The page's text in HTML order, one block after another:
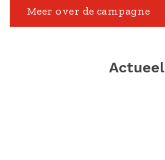
Meer over de campagne
Actueel